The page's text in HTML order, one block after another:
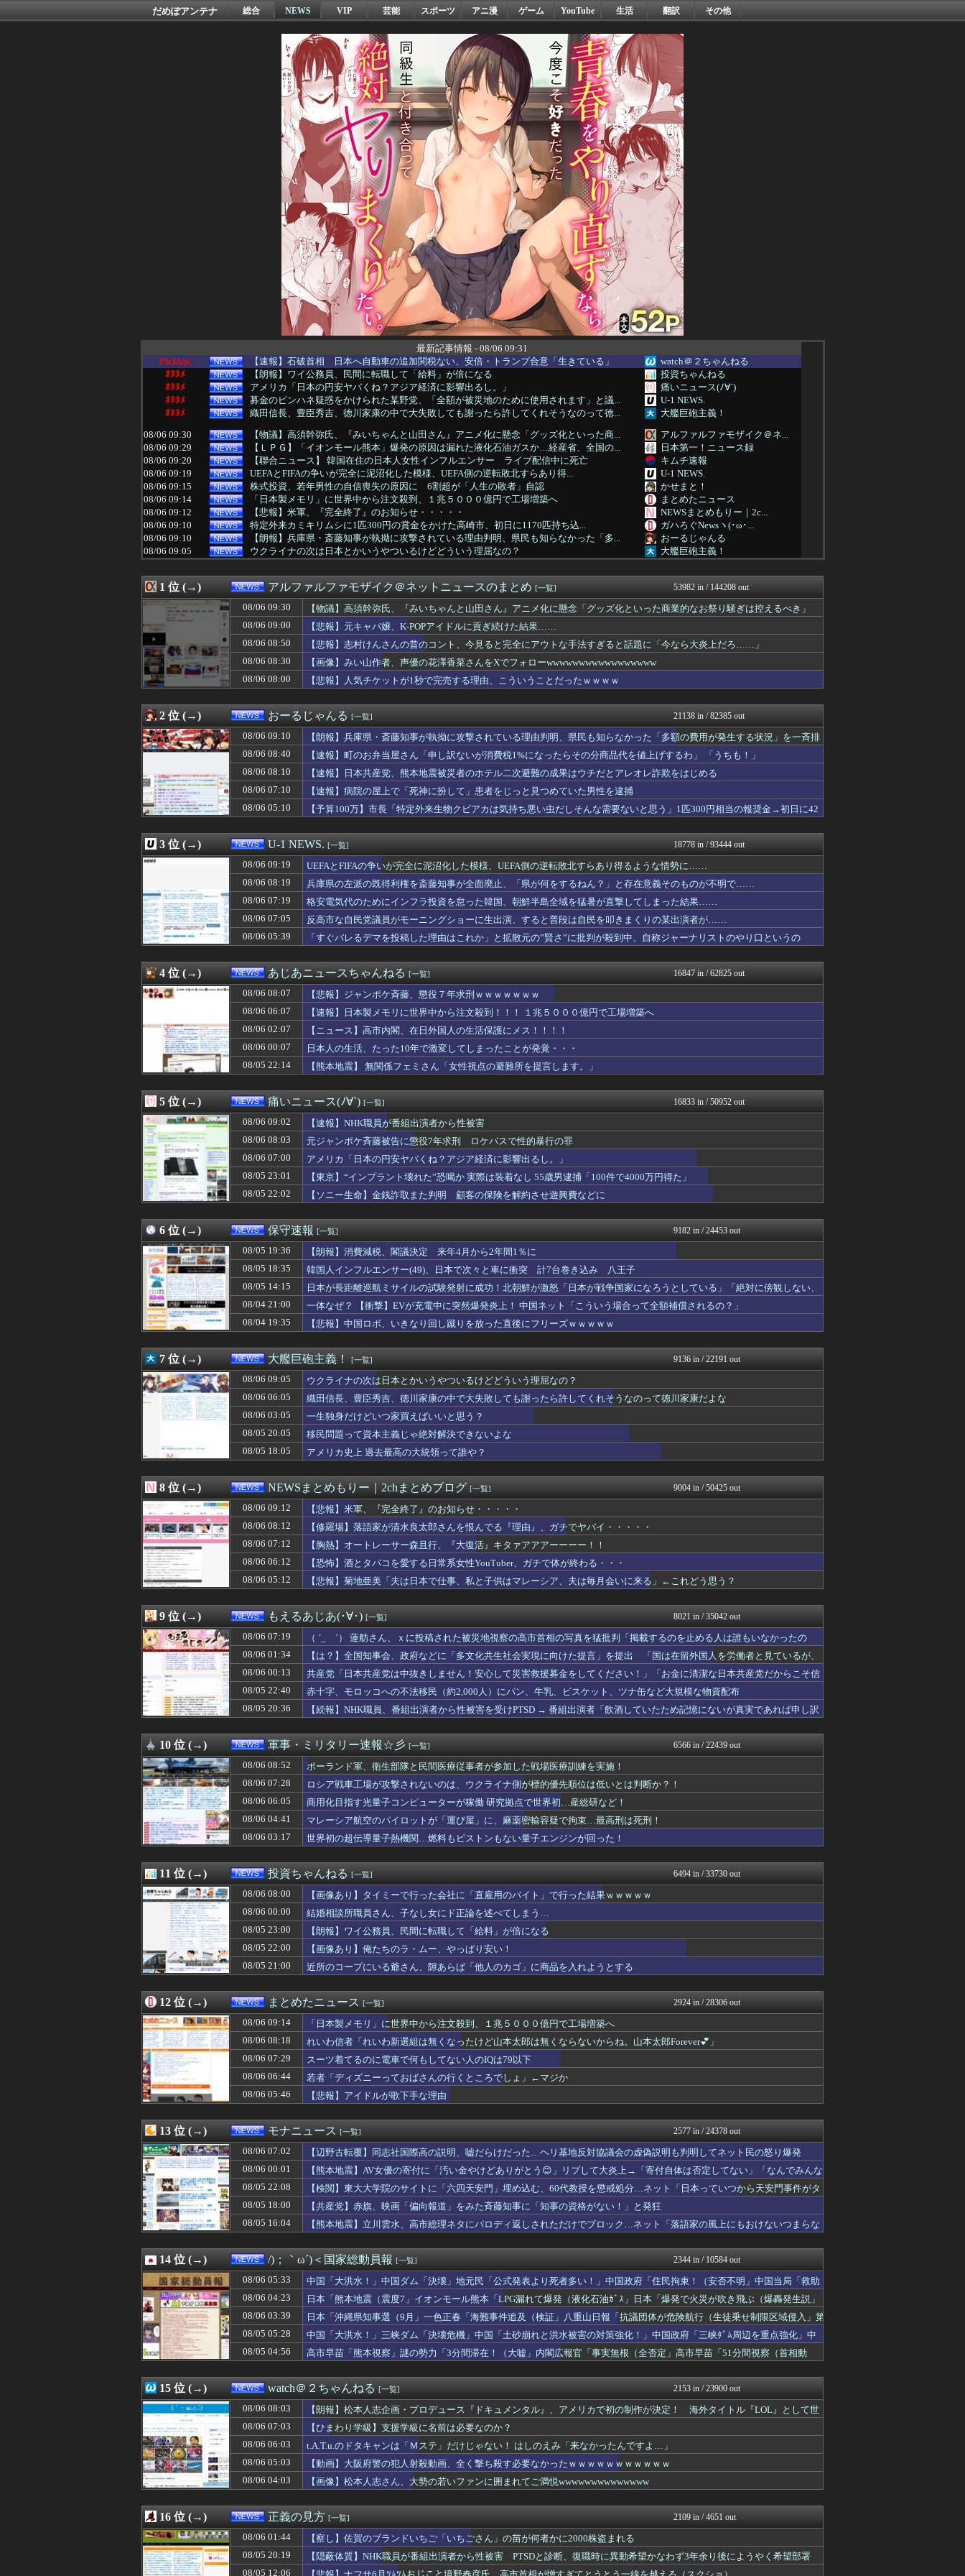
だめぽアンテナ 総合 NEWS VIP 芸能 スポーツ アニ漫 ゲーム YouTube 生活 翻訳 その他
最新記事情報 - 08/06 09:31
PickUp!
【速報】石破首相 日本へ自動車の追加関税ない、安倍・トランプ合意「生きている」
watch＠２ちゃんねる
ｵﾇﾇﾒ
【朗報】ワイ公務員、民間に転職して「給料」が倍になる
投資ちゃんねる
ｵﾇﾇﾒ
アメリカ「日本の円安ヤバくね？アジア経済に影響出るし。」
痛いニュース(ﾉ∀`)
ｵﾇﾇﾒ
募金のピンハネ疑惑をかけられた某野党、「全額が被災地のために使用されます」と議...
U-1 NEWS.
ｵﾇﾇﾒ
織田信長、豊臣秀吉、徳川家康の中で大失敗しても謝ったら許してくれそうなのって徳...
大艦巨砲主義！
08/06 09:30
【物議】高須幹弥氏、『みいちゃんと山田さん』アニメ化に懸念「グッズ化といった商...
アルファルファモザイク＠ネ...
08/06 09:29
【ＬＰＧ】「イオンモール熊本」爆発の原因は漏れた液化石油ガスか…経産省、全国の...
日本第一！ニュース録
08/06 09:20
【聯合ニュース】 韓国在住の日本人女性インフルエンサー ライブ配信中に死亡
キムチ速報
08/06 09:19
UEFAとFIFAの争いが完全に泥沼化した模様、UEFA側の逆転敗北すらあり得...
U-1 NEWS.
08/06 09:15
株式投資、若年男性の自信喪失の原因に 6割超が「人生の敗者」自認
かせまと！
08/06 09:14
「日本製メモリ」に世界中から注文殺到、１兆５０００億円で工場増築へ
まとめたニュース
08/06 09:12
【悲報】米軍、『完全終了』のお知らせ・・・・・
NEWSまとめもりー｜2c...
08/06 09:10
特定外来カミキリムシに1匹300円の賞金をかけた高崎市、初日に1170匹持ち込...
ガハろぐNewsヽ(･ω･...
08/06 09:10
【朗報】兵庫県・斎藤知事が執拗に攻撃されている理由判明、県民も知らなかった「多...
おーるじゃんる
08/06 09:05
ウクライナの次は日本とかいうやついるけどどういう理屈なの？
大艦巨砲主義！
08/06 09:00
【悲報】元キャバ嬢、K-POPアイドルに貢ぎ続けた結果……
アルファルファモザイク＠ネ...
08/06 09:00
【消費減税】日本の社会保障、岐路に 財源5兆円見通し立たず
みそパンNEWS
08/06 09:00
【実質賃金】6カ月連続プラス 21年以来、6月1.6%
常識的に考えた
08/06 08:55
プレジデント アメリカが介入しないと日本円を守れない異常事態…高市首相の悲願｢...
国難にあってもの申す！！
08/06 08:52
ポーランド軍、衛生部隊と民間医療従事者が参加した戦場医療訓練を実施！
08/06 08:50
【悲報】志村けんさんの昔のコント、今見ると完全にアウトな手法すぎると話題に「今...
アルファルファモザイク＠ネ...
08/06 08:43
清水アキラの息子・清水良太郎さん死去で、落語家・柳家小はだが「いじめ」「暴行」...
ガハろぐNewsヽ(･ω･...
08/06 08:40
高市首相の消費減税1％、弁当店はまさかの"価格据え置き"宣言「値下げはしません...
オレ的ゲーム速報＠刃
08/06 08:40
高市早苗、また中国を挑発。731部隊の7月31日に国家情報局を設置してしまった...
08/06 08:38
【悲報】共同通信「高市総理、避難所3分間の被災地熊本視察動画に批判！」 → 内...
政経ワロスまとめニュース♪
08/06 08:36
管理職は残業代出さなくていい←これおかしいだろ
かせまと！
08/06 08:30
【画像】みい山作者、声優の花澤香菜さんをXでフォローwwwwwwwwwwwww...
アルファルファモザイク＠ネ...
08/06 08:29
オンワードが貴重品の常時携行を義務付け
日本第一！ニュース録
『オッス！はるかちゃん』全巻「99円」セール！全3巻「1,584円」→「297...
オレ的ゲーム速報＠刃
【なぜ韓国にはキム姓が多いのか】 韓国の姓は250、日本は30万…歴史的背景を...
キムチ速報
08/06 08:19
兵庫県の左派の既得利権を斎藤知事が全面廃止、「県が何をするねん？」と存在意義そ...
U-1 NEWS.
08/06 08:18
れいわ信者「れいわ新選組は無くなったけど山本太郎は無くならないからね。山本太郎...
まとめたニュース
08/06 08:13
熊本の八代民なんやが家の中がある程度片付いたんやが
理想ちゃんねる
08/06 08:11
日経「おい、高市。消費税減税の強行は将来に禍根を残すゾ」
とりのまるやき（保守）
08/06 08:10
【速報】日本共産党、熊本地震被災者のホテル二次避難の成果はウチだとアレオレ詐欺...
おーるじゃんる
08/06 08:07
【悲報】ジャンポケ斉藤、懲役７年求刑ｗｗｗｗｗｗｗ
あじあニュースちゃんねる
【朗報】松本人志企画・プロデュース『ドキュメンタル』、アメリカで初の制作が決定...
watch＠２ちゃんねる
08/06 08:03
実質賃金、6カ月連続プラスｗｗｗ
かせまと！
08/06 08:03
元ジャンポケ斉藤被告に懲役7年求刑 ロケバスで性的暴行の罪
痛いニュース(ﾉ∀`)
08/06 08:00
【悲報】人気チケットが1秒で完売する理由、こういうことだったｗｗｗｗ
アルファルファモザイク＠ネ...
08/06 08:00
「外国人は日本人と同じ生活者で、地域の担い手」…多文化共生実現への提言、全国知...
黒マッチョニュース
08/06 08:00
【画像あり】タイミーで行った会社に「直雇用のバイト」で行った結果ｗｗｗｗｗ
投資ちゃんねる
08/06 08:00
永住外国人の「生活保護」回避狙った政府 許可要件の厳格化案を発表
常識的に考えた
08/06 08:00
姚文元とは何者か——四人組で唯一「筆」だけで権力を握った男
ネトウヨにゅーす
08/06 07:55
北海道函館市 女子高校生の首をシャーペンで刺す…41歳の男を現行犯逮捕 面識な...
中国人男、スリ目的で日本入国か 山手線で女性から財布を盗む 捜査員に現行犯逮捕...
にゅーすアルー！
【為替相場】米ADPは市場予想をやや下回るもドル円に大きな値動きなし 米イラン...
08/06 07:33
【朗報】俺たちのラ・ムー やっぱり安い！
08/06 07:30
【物議】倉田真由美さん「警官を非難する人間は、一体誰の命を守りたいのか」
08/06 07:29
北朝鮮、日本に警告。「戦犯国家に戻ろうとしている日本に軍事的選択肢を検討」
日本第一！ニュース録
08/06 07:29
スーツ着てるのに電車で何もしてない人のIQは79以下
08/06 07:19
（ ´_ゝ`） 蓮舫さん、ｘに投稿された被災地視察の高市首相の写真を猛批判「掲...
もえるあじあ(･∀･)
08/06 07:19
格安電気代のためにインフラ投資を怠った韓国、朝鮮半島全域を猛暑が直撃してしまっ...
U-1 NEWS.
08/06 07:12
【胸熱】オートレーサー森且行、『大復活』キタァアアアーーーー！！
08/06 07:10
【速報】病院の屋上で「死神に扮して」患者をじっと見つめていた男性を逮捕
おーるじゃんる
08/06 07:06
【悲報】桐谷さん「人生かけて7億円貯めたのにガンで死ぬかも。もっと素直に遊べば...
FX2ちゃんねる｜投資系ま...
08/06 07:05
反高市な自民党議員がモーニングショーに生出演、すると普段は自民を叩きまくりの某...
08/06 07:03
【ひまわり学級】支援学級に名前は必要なのか？
watch＠２ちゃんねる
08/06 07:03
エアコンのクリーニングしてないやつｗｗｗｗｗｗｗｗ
かせまと！
08/06 07:02
【辺野古転覆】同志社国際高の説明、嘘だらけだった…ヘリ基地反対協議会の虚偽説明...
08/06 07:00
【兵庫】「原因は感電か」住宅の建築現場で男性作業員２人が死亡 ５０歳くらい 路...
08/06 07:00
【3.11被災者が警告】避難所で自分の食料や水をむやみに明かしてはいけない理由
アルファルファモザイク＠ネ...
08/06 07:00
各社のAI、続々と暴走 勝手に人間のフリをしてサイバー攻撃を仕掛ける事件が相次...
08/06 07:00
辺野古転覆 タクシー運転手が初証言 負傷生徒「海水死ぬほど飲んだ」「手を骨折し...
ゴタゴタシタニュース
08/06 07:00
【栃木】「コンビニ馬鹿にすんなよ」のオーナー夫婦、不起訴
みそパンNEWS
08/06 06:55
佐賀県のブランドいちご「いちごさん」の苗2000株盗まれる [8/5]
国難にあってもの申す！！
08/06 06:50
【画像】巫女さんの研修会ｗｗｗｗｗｗｗｗｗｗｗｗｗｗｗｗｗｗｗｗｗｗｗ 【Pi...
アルファルファモザイク＠ネ...
08/06 06:44
若者「ディズニーっておばさんの行くところでしょ」←マジか
まとめたニュース
08/06 06:40
氷河期おじさん（通称:ヒョガおじ）を徴兵して台湾に派遣するべきという風潮、徐々...
08/06 06:33
コストコの良さが分からんのやけど
かせまと！
08/06 06:13
イオンモール熊本の爆発､ガス管に残っていたLPガスが漏れたことが原因か 経産省...
08/06 06:12
【恐怖】酒とタバコを愛する日常系女性YouTuber、ガチで体が終わる・・・
08/06 06:07
【速報】日本製メモリに世界中から注文殺到！！！ １兆５０００億円で工場増築へ
あじあニュースちゃんねる
08/06 06:05
商用化目指す光量子コンピューターが稼働 研究拠点で世界初…産総研など！
軍事・ミリタリー速報☆彡
08/06 06:05
織田信長、豊臣秀吉、徳川家康の中で大失敗しても謝ったら許してくれそうなのって徳...
t.A.T.u.のドタキャンは「Ｍステ」だけじゃない！ はしのえみ「来なかった...
08/06 06:00
そりゃデジタル教材では頭に残らないわけだ…東大教授｢北欧が今､こぞって紙に回帰...
常識的に考えた
08/06 06:00
原神売上「2923億円です」
08/06 05:55
JNN世論調査 高市内閣の支持率59.2% 先月調査から6.7ポイント下落・・...
国難にあってもの申す！！
08/06 05:46
【悲報】アイドルが歌下手な理由
08/06 05:39
「すぐバレるデマを投稿した理由はこれか」と拡散元の”賢さ”に批判が殺到中、自称...
08/06 05:33
中国「大洪水！」中国ダム「決壊」地元民「公式発表より死者多い！」中国政府「住民...
08/06 05:12
【悲報】菊地亜美「夫は日本で仕事、私と子供はマレーシア、夫は毎月会いに来る」←...
NEWSまとめもりー｜2c...
08/06 05:10
【予算100万】市長「特定外来生物クビアカは気持ち悪い虫だしそんな需要ないと思...
08/06 05:03
【動画】大阪府警の犯人射殺動画、全く撃ち殺す必要なかったｗｗｗｗｗｗｗｗｗｗｗ
08/06 05:00
【天文】その名は「NINJA」 すばる望遠鏡の新しい観測装置が2026年夏から...
常識的に考えた
08/06 05:00
高市首相、飲食料品の消費税1％を閣議決定 ◯◯をチラつかせて財務省を黙らせる
オレ的ゲーム速報＠刃
08/06 05:00
【職場BBQ】持っていくべき最強アイテムは？肉より喜ばれる意外なもの
モッコスヌ〜ン
08/06 04:55
東京都町田市名物「イチョウ」54本が一斉に枯れる 伐採した木に使った除草剤が根...
国難にあってもの申す！！
08/06 04:41
ヤマダ電機の店員すっげぇ暇そうにしてたわ😭
理想ちゃんねる
08/06 04:41
マレーシア航空のパイロットが「運び屋」に、麻薬密輸容疑で拘束…最高刑は死刑！
軍事・ミリタリー速報☆彡
08/06 04:23
日本「熊本地震（震度7」イオンモール熊本「LPG漏れて爆発（液化石油ｶﾞｽ」日...
/)；｀ω´)＜国家総動...
08/06 04:12
【消費税減税】農家、ガチで『悲鳴』を上げてしまう・・・・・
NEWSまとめもりー｜2c...
08/06 04:09
死去した有名作家の遺作が予約開始、すると『信じられない問い合わせがあった』と書...
U-1 NEWS.
08/06 04:03
【画像】松本人志さん、大勢の若いファンに囲まれてご満悦wwwwwwwwwwww...
watch＠２ちゃんねる
08/06 04:00
【気象】過去最高21.0度、海の熱がエルニーニョ現象を激甚化させる理由
常識的に考えた
08/06 03:55
医師解説…飲酒後の「締めのラーメン欲」の原因は？ 脳の錯覚と真実 [8/5]
国難にあってもの申す！！
08/06 03:39
日本「沖縄県知事選（9月」一色正春「海難事件追及（検証」八重山日報「抗議団体が...
/)；｀ω´)＜国家総動...
08/06 03:17
世界初の超伝導量子熱機関…燃料もピストンもない量子エンジンが回った！
08/06 03:12
【悲報】ヒカルさん、落語の途中で『異常事態』が発生してしまう！！！！！
NEWSまとめもりー｜2c...
08/06 03:10
【北朝鮮】核とミサイルを増やす北朝鮮、日本の防衛力強化を見て突然「平和」を語り...
おーるじゃんる
08/06 03:05
一生独身だけどいつ家買えばいいと思う？
08/06 03:03
【悲報】 週刊少年ジャンプさん、最大発行部数653万部から急降下でついに100...
08/06 03:00
病院の屋上で患者を見つめる「死神」逮捕されるｗｗｗｗｗｗｗ
オレ的ゲーム速報＠刃
08/06 03:00
【気象】冷たく湿った風「やませ」が近い将来「暖かいやませ」に変わるかも?最新の...
常識的に考えた
08/06 02:55
【画像】福岡、こんなのが普通に走ってるｗｗｗｗｗｗｗｗｗｗｗｗｗｗｗｗｗｗｗｗ...
まとめたニュース
08/06 02:55
女「車で事故った相手と付き合い始めました」 [8/5]
国難にあってもの申す！！
08/06 02:39
募金のピンハネ疑惑をかけられた某野党、「全額が被災地のために使用されます」と議...
08/06 02:13
元ジャングルポケットメンバーの斉藤慎二被告に懲役7年求刑 ロケバスで女性に性的...
08/06 02:12
【悲報】藤本美貴さん「イケメンってつまらない」←これマジ？
NEWSまとめもりー｜2c...
08/06 02:07
【ニュース】高市内閣、在日外国人の生活保護にメス！！！！
08/06 02:03
手巻きタバコとかいうコスパ最強の喫煙方法ｗｗｗｗｗｗｗｗｗｗｗｗｗ
08/06 02:00
学級会・掃除・日直などの「日本型教育」、アフリカ普及でユネスコと連携へ…エジプ...
08/06 02:00
「日本人の祖先はいったい何者なのか」 古代ゲノム研究が解き明かす現代人・縄文人...
黒マッチョニュース
08/06 01:55
中央日報 韓国全域、猛暑のなか各地で停電相次ぐ…一部住民は避難も [8/5]
国難にあってもの申す！！
08/06 01:53
ガンプラ塗料の「GSIクレオス」が挑む次世代太陽電池…ペロブスカイトの対抗馬か...
軍事・ミリタリー速報☆彡
08/06 01:44
【察し】佐賀のブランドいちご「いちごさん」の苗が何者かに2000株盗まれる
08/06 01:40
中国外務省・毛寧報道官と自民党・小渕優子議員。そっくり説
にゅーすアルー！
08/06 01:40
【千葉・市川】30年続くモスク祭り、公園で約200人の集団礼拝を今年初めて認め...
おーるじゃんる
08/06 01:38
鳩山由紀夫「財源を示せ、財政が持たないと、史上最悪の首相を倒さなければならない...
とりのまるやき（保守）
08/06 01:34
【は？】全国知事会、政府などに「多文化共生社会実現に向けた提言」を提出 「国は...
08/06 01:09
高市首相の被災地訪問動画に噛みついた某議員、過去の自分のやらかしを速攻で掘り起...
08/06 01:03
185センチ・木村沙織、息子に「高い高い」求められ衝撃展開激白 ｗｗｗｗｗｗｗ...
watch＠２ちゃんねる
08/06 01:00
「外国人は日本人と同じ生活者で、地域の担い手」…多文化共生実現への提言、全国知...
みそパンNEWS
08/06 01:00
【メモリ高騰】29年まで値下がりなし宣言の真実と過去のカルテル暴落の歴史
モッコスヌ〜ン
08/06 00:55
【正論】有吉「『俺テレビ見ない』って言う奴おかしいだろ。団子屋で『団子食べない...
まとめたニュース
08/06 00:40
中国の庶民は2900兆円を失いAI推進で若者は大量失業…習近平政権がもたらす失...
にゅーすアルー！
08/06 00:29
羽田空港第1ターミナル「北側サテライト」拡張→搭乗口まで約1キロ歩かせる模様！
軍事・ミリタリー速報☆彡
08/06 00:13
共産党「日本共産党は中抜きしません！安心して災害救援募金をしてください！」「お...
もえるあじあ(･∀･)
08/06 00:13
日本政府､飲食料品の消費税減税の方針を閣議決定 2027年4月から2年間1%に...
理想ちゃんねる
08/06 00:10
【おいおい】NHK職員、番組出演者から性被害を受けていたことが発覚「PTSDと...
おーるじゃんる
08/06 00:07
日本人の生活、たった10年で激変してしまったことが発覚・・・
あじあニュースちゃんねる
08/06 00:03
韓国人の対日好感度が過去最高に、「ノージャパン」は終わった？＝ネット「中国より...
厳選！韓国情報
08/06 00:01
【熊本地震】AV女優の寄付に「汚い金やけどありがとう😊」リプして大炎上→「寄付...
モナニュース
08/06 00:00
結婚相談所職員さん、子なし女にド正論を述べてしまう…
投資ちゃんねる
08/06 00:00
【国民民主】連立与党入りの路線から距離…「消費税減税」譲らぬ高市首相に不信感・...
黒マッチョニュース
08/06 00:00
人気ユーチューバーさん、動画内にヤバすぎる物が映ってるのがバレて騒然ｗｗｗｗｗ
オレ的ゲーム速報＠刃
08/06 00:00
飲食料品消費税1％、10％の外食に「割高感」も 農家にも打撃の恐れ 政府、対策...
みそパンNEWS
08/06 00:00
石破「公約を果たすというが、減税しますは公約ではない。検討を加速するというのが...
ゴタゴタシタニュース
08/06 00:00
Geminiになれるとチャッピー遅く感じるな
ネトウヨにゅーす
08/06 00:00
【新型さすまた】バンド状の衝撃！もはや別物とネット騒然
モッコスヌ〜ン
08/05 23:59
内閣広報官「高市総理が避難所を３分しか視察しなかったなんてデマ！50分いたぞ😡...
なんJ政治ネタまとめ
08/05 23:50
【悲報】桐谷さん「人生かけて7億円貯めたのにガン発覚で死ぬかも。もっと素直に遊... まとめたニュース
1 位 (→) アルファルファモザイク＠ネットニュースのまとめ [一覧] 53982 in / 144208 out
08/06 09:30
【物議】高須幹弥氏、『みいちゃんと山田さん』アニメ化に懸念「グッズ化といった商業的なお祭り騒ぎは控えるべき」
08/06 09:00
【悲報】元キャバ嬢、K-POPアイドルに貢ぎ続けた結果……
08/06 08:50
【悲報】志村けんさんの昔のコント、今見ると完全にアウトな手法すぎると話題に「今なら大炎上だろ……」
【Pickup05154348】
08/06 08:30
【画像】みい山作者、声優の花澤香菜さんをXでフォローwwwwwwwwwwwwwwwww
08/06 08:00
【悲報】人気チケットが1秒で完売する理由、こういうことだったｗｗｗｗ
2 位 (→) おーるじゃんる [一覧] 21138 in / 82385 out
08/06 09:10
【朗報】兵庫県・斎藤知事が執拗に攻撃されている理由判明、県民も知らなかった「多額の費用が発生する状況」を一斉排
除
08/06 08:40
【速報】町のお弁当屋さん「申し訳ないが消費税1%になったらその分商品代を値上げするわ」 「うちも！」
08/06 08:10
【速報】日本共産党、熊本地震被災者のホテル二次避難の成果はウチだとアレオレ詐欺をはじめる
08/06 07:10
【速報】病院の屋上で「死神に扮して」患者をじっと見つめていた男性を逮捕
08/06 05:10
【予算100万】市長「特定外来生物クビアカは気持ち悪い虫だしそんな需要ないと思う」1匹300円相当の報奨金→初日に42
3 位 (→) U-1 NEWS. [一覧] 18778 in / 93444 out
08/06 09:19
UEFAとFIFAの争いが完全に泥沼化した模様、UEFA側の逆転敗北すらあり得るような情勢に……
08/06 08:19
兵庫県の左派の既得利権を斎藤知事が全面廃止、「県が何をするねん？」と存在意義そのものが不明で……
08/06 07:19
格安電気代のためにインフラ投資を怠った韓国、朝鮮半島全域を猛暑が直撃してしまった結果……
08/06 07:05
反高市な自民党議員がモーニングショーに生出演、すると普段は自民を叩きまくりの某出演者が……
08/06 05:39
「すぐバレるデマを投稿した理由はこれか」と拡散元の”賢さ”に批判が殺到中、自称ジャーナリストのやり口というの
4 位 (→) あじあニュースちゃんねる [一覧] 16847 in / 62825 out
08/06 08:07
【悲報】ジャンポケ斉藤、懲役７年求刑ｗｗｗｗｗｗｗ
08/06 06:07
【速報】日本製メモリに世界中から注文殺到！！！ １兆５０００億円で工場増築へ
08/06 02:07
【ニュース】高市内閣、在日外国人の生活保護にメス！！！！
08/06 00:07
日本人の生活、たった10年で激変してしまったことが発覚・・・
08/05 22:14
【熊本地震】 無関係フェミさん「女性視点の避難所を提言します。」
5 位 (→) 痛いニュース(ﾉ∀`) [一覧] 16833 in / 50952 out
08/06 09:02
【速報】NHK職員が番組出演者から性被害
08/06 08:03
元ジャンポケ斉藤被告に懲役7年求刑 ロケバスで性的暴行の罪
08/06 07:00
アメリカ「日本の円安ヤバくね？アジア経済に影響出るし。」
08/05 23:01
【東京】“インプラント壊れた”恐喝か 実際は装着なし 55歳男逮捕「100件で4000万円得た」
08/05 22:02
【ソニー生命】金銭詐取また判明 顧客の保険を解約させ遊興費などに
6 位 (→) 保守速報 [一覧] 9182 in / 24453 out
08/05 19:36
【朗報】消費減税、閣議決定 来年4月から2年間1％に
08/05 18:35
韓国人インフルエンサー(49)、日本で次々と車に衝突 計7台巻き込み 八王子
08/05 14:15
日本が長距離巡航ミサイルの試験発射に成功！北朝鮮が激怒「日本が戦争国家になろうとしている」「絶対に傍観しない、
必ず後悔させる」
08/04 21:00
一体なぜ？ 【衝撃】EVが充電中に突然爆発炎上！ 中国ネット「こういう場合って全額補償されるの？」
08/04 19:35
【悲報】中国ロボ、いきなり回し蹴りを放った直後にフリーズｗｗｗｗｗ
7 位 (→) 大艦巨砲主義！ [一覧] 9136 in / 22191 out
08/06 09:05
ウクライナの次は日本とかいうやついるけどどういう理屈なの？
08/06 06:05
織田信長、豊臣秀吉、徳川家康の中で大失敗しても謝ったら許してくれそうなのって徳川家康だよな
08/06 03:05
一生独身だけどいつ家買えばいいと思う？
08/05 20:05
移民問題って資本主義じゃ絶対解決できないよな
08/05 18:05
アメリカ史上 過去最高の大統領って誰や？
8 位 (→) NEWSまとめもりー｜2chまとめブログ [一覧] 9004 in / 50425 out
08/06 09:12
【悲報】米軍、『完全終了』のお知らせ・・・・・
08/06 08:12
【修羅場】落語家が清水良太郎さんを恨んでる『理由』、ガチでヤバイ・・・・・
08/06 07:12
【胸熱】オートレーサー森且行、『大復活』キタァアアアーーーー！！
08/06 06:12
【恐怖】酒とタバコを愛する日常系女性YouTuber、ガチで体が終わる・・・
08/06 05:12
【悲報】菊地亜美「夫は日本で仕事、私と子供はマレーシア、夫は毎月会いに来る」←これどう思う？
9 位 (→) もえるあじあ(･∀･) [一覧] 8021 in / 35042 out
08/06 07:19
（ ´_ゝ`） 蓮舫さん、ｘに投稿された被災地視察の高市首相の写真を猛批判「掲載するのを止める人は誰もいなかったの
か」「あまりにも愕然としています」
08/06 01:34
【は？】全国知事会、政府などに「多文化共生社会実現に向けた提言」を提出 「国は在留外国人を労働者と見ているが、
日本人と同じ生活者」
08/06 00:13
共産党「日本共産党は中抜きしません！安心して災害救援募金をしてください！」「お金に清潔な日本共産党だからこそ信
頼できる！」
08/05 22:40
赤十字、モロッコへの不法移民（約2,000人）にパン、牛乳、ビスケット、ツナ缶など大規模な物資配布
08/05 20:36
【続報】NHK職員、番組出演者から性被害を受けPTSD → 番組出演者「飲酒していたため記憶にないが真実であれば申し訳
10 位 (→) 軍事・ミリタリー速報☆彡 [一覧] 6566 in / 22439 out
08/06 08:52
ポーランド軍、衛生部隊と民間医療従事者が参加した戦場医療訓練を実施！
08/06 07:28
ロシア戦車工場が攻撃されないのは、ウクライナ側が標的優先順位は低いとは判断か？！
08/06 06:05
商用化目指す光量子コンピューターが稼働 研究拠点で世界初…産総研など！
08/06 04:41
マレーシア航空のパイロットが「運び屋」に、麻薬密輸容疑で拘束…最高刑は死刑！
08/06 03:17
世界初の超伝導量子熱機関…燃料もピストンもない量子エンジンが回った！
11 位 (→) 投資ちゃんねる [一覧] 6494 in / 33730 out
08/06 08:00
【画像あり】タイミーで行った会社に「直雇用のバイト」で行った結果ｗｗｗｗｗ
08/06 00:00
結婚相談所職員さん、子なし女にド正論を述べてしまう…
08/05 23:00
【朗報】ワイ公務員、民間に転職して「給料」が倍になる
08/05 22:00
【画像あり】俺たちのラ・ムー、やっぱり安い！
08/05 21:00
近所のコープにいる爺さん、隙あらば「他人のカゴ」に商品を入れようとする
12 位 (→) まとめたニュース [一覧] 2924 in / 28306 out
08/06 09:14
「日本製メモリ」に世界中から注文殺到、１兆５０００億円で工場増築へ
08/06 08:18
れいわ信者「れいわ新選組は無くなったけど山本太郎は無くならないからね。山本太郎Forever💕」
08/06 07:29
スーツ着てるのに電車で何もしてない人のIQは79以下
08/06 06:44
若者「ディズニーっておばさんの行くところでしょ」←マジか
08/06 05:46
【悲報】アイドルが歌下手な理由
13 位 (→) モナニュース [一覧] 2577 in / 24378 out
08/06 07:02
【辺野古転覆】同志社国際高の説明、嘘だらけだった…ヘリ基地反対協議会の虚偽説明も判明してネット民の怒り爆発
08/06 00:01
【熊本地震】AV女優の寄付に「汚い金やけどありがとう😊」リプして大炎上→「寄付自体は否定してない」「なんでみんな
そんな汚い言葉使えるの😭」被害者面して火に油を注ぐ
08/05 22:08
【検閲】東大大学院のサイトに「六四天安門」埋め込む、60代教授を懲戒処分…ネット「日本っていつから天安門事件がタ
ブーになったの？」
08/05 18:00
【共産党】赤旗、映画「偏向報道」をみた斉藤知事に「知事の資格がない！」と発狂
08/05 16:04
【熊本地震】立川雲水、高市総理ネタにパロディ返しされただけでブロック…ネット「落語家の風上にもおけないつまらな
14 位 (→) /)；｀ω´)＜国家総動員報 [一覧] 2344 in / 10584 out
08/06 05:33
中国「大洪水！」中国ダム「決壊」地元民「公式発表より死者多い！」中国政府「住民拘束！（安否不明」中国当局「救助
隊動画も削除」台風13号「三峡ﾀﾞﾑ接近中」→
08/06 04:23
日本「熊本地震（震度7」イオンモール熊本「LPG漏れて爆発（液化石油ｶﾞｽ」日本「爆発で火災が吹き飛ぶ（爆轟発生説」
ハビタ「遺族説明の虚偽を認める（営業部長発言」→
08/06 03:39
日本「沖縄県知事選（9月」一色正春「海難事件追及（検証」八重山日報「抗議団体が危険航行（生徒乗せ制限区域侵入」第
三者委員会「抗議団体の構成組織は日本共産党」→
08/05 05:28
中国「大洪水！」三峡ダム「決壊危機」中国「土砂崩れと洪水被害の対策強化！」中国政府「三峡ﾀﾞﾑ周辺を重点強化」中
国ダム「決壊」中国「現場封鎖！（空撮削除」→
08/05 04:56
高市早苗「熊本視察」謎の勢力「3分間滞在！（大嘘」内閣広報官「事実無根（全否定」高市早苗「51分間視察（首相動
15 位 (→) watch＠２ちゃんねる [一覧] 2153 in / 23900 out
08/06 08:03
【朗報】松本人志企画・プロデュース『ドキュメンタル』、アメリカで初の制作が決定！ 海外タイトル『LOL』として世
界25ヶ国・地域で展開
08/06 07:03
【ひまわり学級】支援学級に名前は必要なのか？
08/06 06:03
t.A.T.u.のドタキャンは「Ｍステ」だけじゃない！ はしのえみ「来なかったんですよ…」
08/06 05:03
【動画】大阪府警の犯人射殺動画、全く撃ち殺す必要なかったｗｗｗｗｗｗｗｗｗｗｗ
08/06 04:03
【画像】松本人志さん、大勢の若いファンに囲まれてご満悦wwwwwwwwwwwwww
16 位 (→) 正義の見方 [一覧] 2109 in / 4651 out
08/06 01:44
【察し】佐賀のブランドいちご「いちごさん」の苗が何者かに2000株盗まれる
08/05 20:19
【隠蔽体質】NHK職員が番組出演者から性被害 PTSDと診断、復職時に異動希望かなわず3年余り後にようやく希望部署
へ…異動できなかった理由、労組通じ申し入れで調査委設置
08/05 12:06